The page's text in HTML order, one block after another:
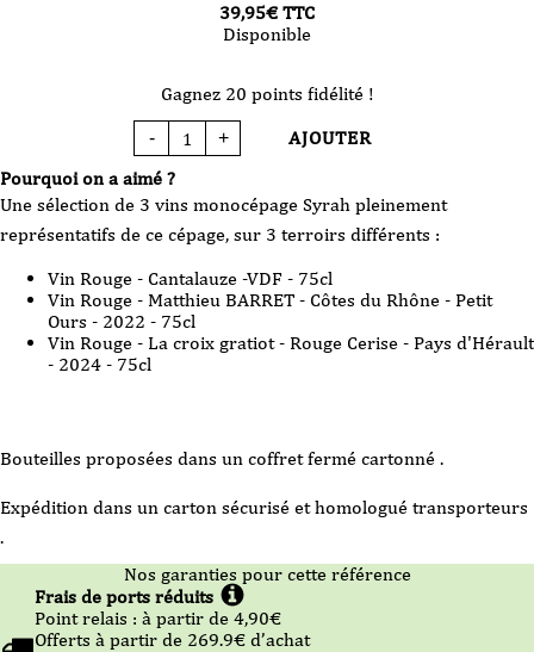
Pourquoi on a aimé ?
Une sélection de 3 vins monocépage Syrah pleinement
représentatifs de ce cépage, sur 3 terroirs différents :
Vin Rouge - Cantalauze -VDF - 75cl
Vin Rouge - Matthieu BARRET - Côtes du Rhône - Petit
Ours - 2022 - 75cl
Vin Rouge - La croix gratiot - Rouge Cerise - Pays d'Hérault
- 2024 - 75cl
Bouteilles proposées dans un coffret fermé cartonné .
Expédition dans un carton sécurisé et homologué transporteurs
.
39,95€ TTC
Disponible
Gagnez 20 points fidélité !
-
quantité
de
Vin
Monocepage
-
+ AJOUTER
Nos garanties pour cette référence
Frais de ports réduits
Point relais : à partir de 4,90€
Offerts à partir de 269.9€ d’achat